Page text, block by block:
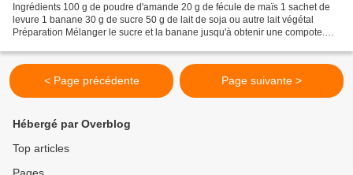
Ingrédients 100 g de poudre d'amande 20 g de fécule de maïs 1 sachet de
levure 1 banane 30 g de sucre 50 g de lait de soja ou autre lait végétal
Préparation Mélanger le sucre et la banane jusqu'à obtenir une compote.
< Page précédente Page suivante >
Hébergé par Overblog
Top articles